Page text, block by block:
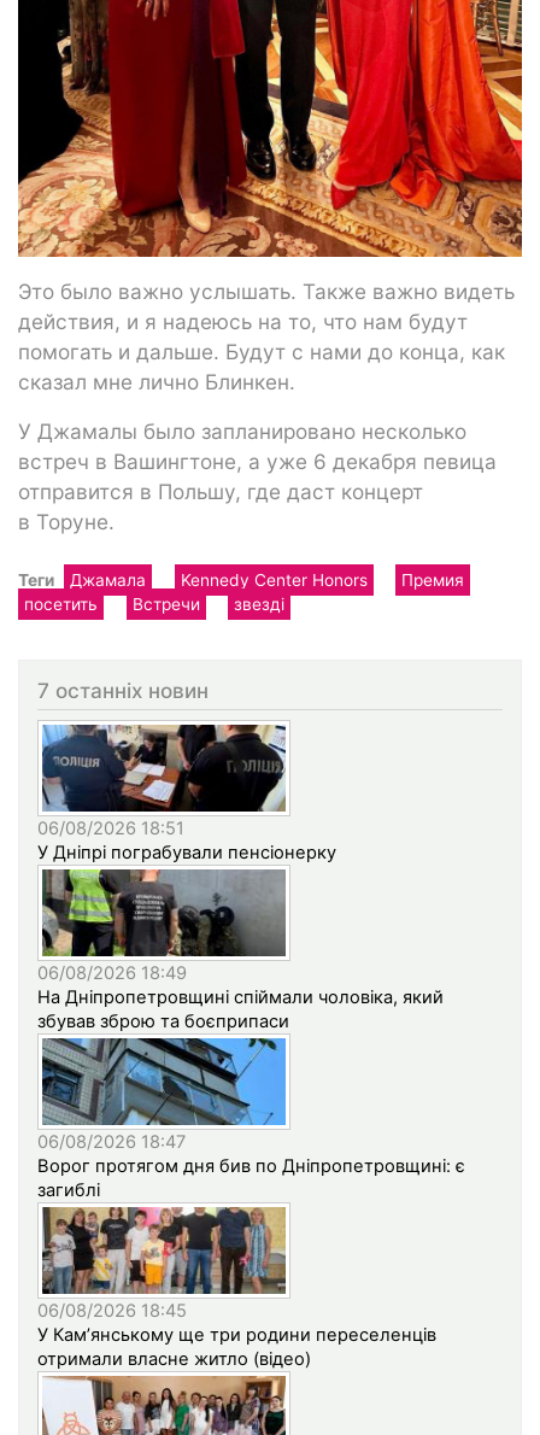
Это было важно услышать. Также важно видеть
действия, и я надеюсь на то, что нам будут
помогать и дальше. Будут с нами до конца, как
сказал мне лично Блинкен.
У Джамалы было запланировано несколько
встреч в Вашингтоне, а уже 6 декабря певица
отправится в Польшу, где даст концерт
в Торуне.
Теги Джамала Kennedy Center Honors
Премия
посетить
Встречи звезді
7 останніх новин
06/08/2026 18:51
У Дніпрі пограбували пенсіонерку
06/08/2026 18:49
На Дніпропетровщині спіймали чоловіка, який
збував зброю та боєприпаси
06/08/2026 18:47
Ворог протягом дня бив по Дніпропетровщині: є
загиблі
06/08/2026 18:45
У Кам’янському ще три родини переселенців
отримали власне житло (відео)